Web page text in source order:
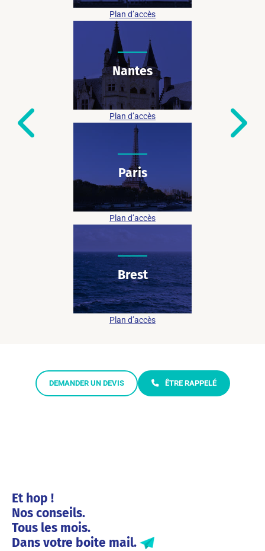
35000 Rennes
Plan d’accès
Nantes
07 48 73 28 31
17 rue Océane (FLEX-O)
44800 Saint-Herblain
Plan d’accès
Paris
07 48 73 28 31
82 Av. du Maine – Wojo
75014 Paris
Plan d’accès
Brest
06 20 09 67 73
9 rue des Colonies
29200 Brest
Plan d’accès
DEMANDER UN DEVIS ÊTRE RAPPELÉ
Et hop !
Nos conseils.
Tous les mois.
Dans votre boite mail.